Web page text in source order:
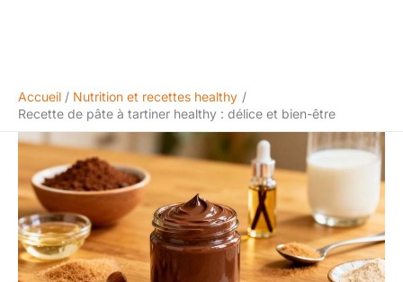
Accueil
Nutrition et recettes healthy
Recette de pâte à tartiner healthy : délice et bien-être